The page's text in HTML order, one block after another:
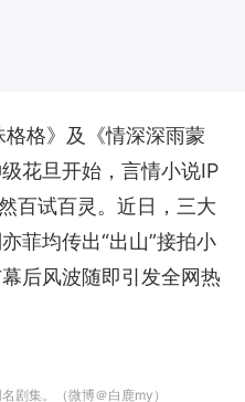
格》及《情深深雨蒙
花旦开始，言情小说IP
百试百灵。近日，三大
菲均传出“出山”接拍小
后风波随即引发全网热
剧集。（微博＠白鹿my）